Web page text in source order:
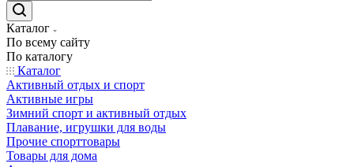
Каталог
По всему сайту
По каталогу
Каталог
Активный отдых и спорт
Активные игры
Зимний спорт и активный отдых
Плавание, игрушки для воды
Прочие спорттовары
Товары для дома